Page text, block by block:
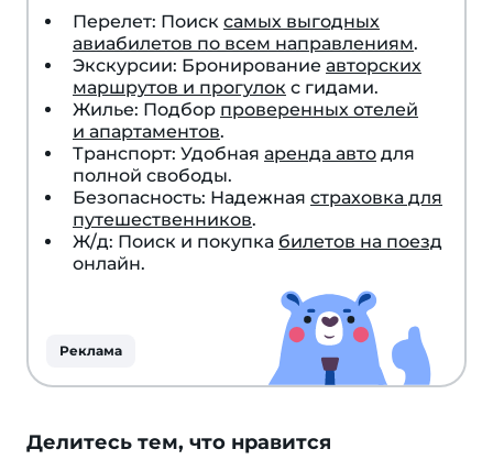
Перелет: Поиск самых выгодных
авиабилетов по всем направлениям.
Экскурсии: Бронирование авторских
маршрутов и прогулок с гидами.
Жилье: Подбор проверенных отелей
и апартаментов.
Транспорт: Удобная аренда авто для
полной свободы.
Безопасность: Надежная страховка для
путешественников.
Ж/д: Поиск и покупка билетов на поезд
онлайн.
Реклама
Делитесь тем, что нравится